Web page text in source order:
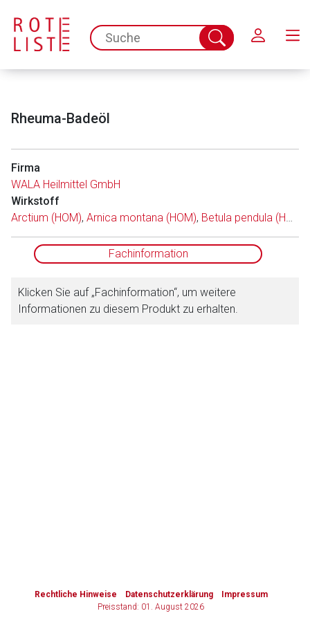
spc.search.input.placeholder
Suche
abschicken
Rheuma-Badeöl
Firma
WALA Heilmittel GmbH
Wirkstoff
Arctium (HOM), Arnica montana (HOM), Betula pendula (HOM)
Fachinformation
Klicken Sie auf „Fachinformation“, um weitere
Informationen zu diesem Produkt zu erhalten.
Rechtliche Hinweise Datenschutzerklärung
Impressum
Preisstand: 01. August 2026
Aufruf einer externen Seite
Der von Ihnen aufgerufene Link öffnet eine externe Web-
Seite. Für die Inhalte der externen Web-Seite ist deren
Datenschutzbestimmungen.